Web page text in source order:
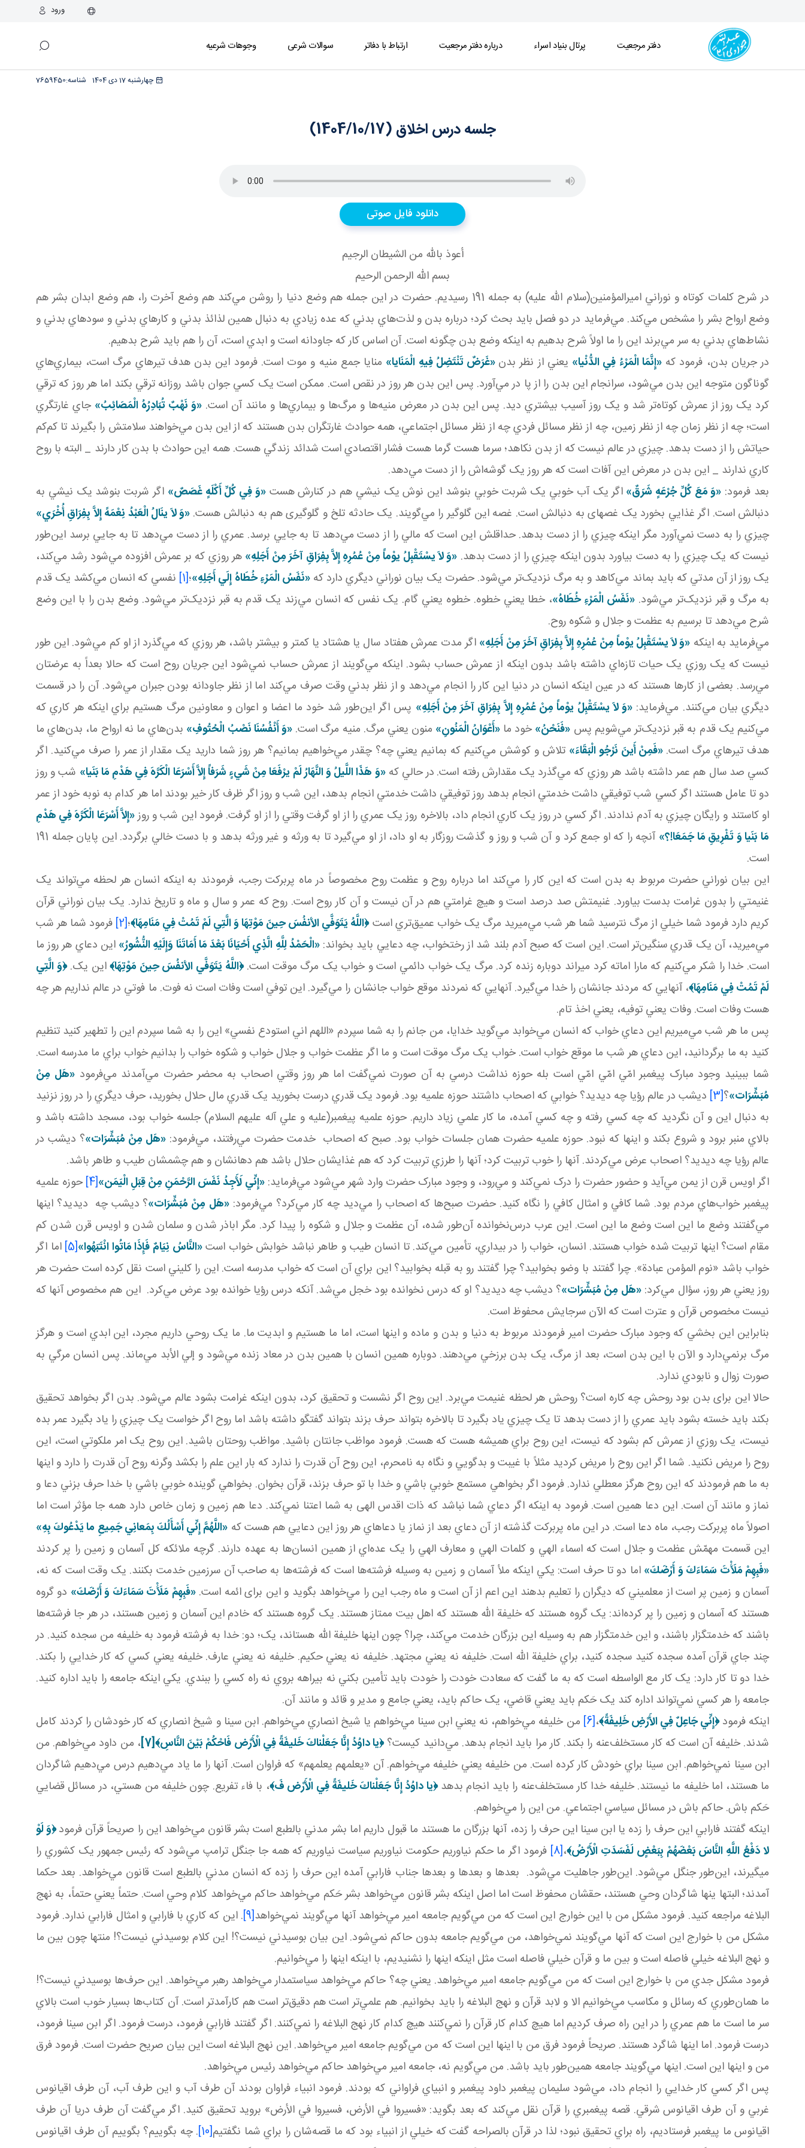
ورود
دفتر مرجعیت پرتال بنیاد اسراء درباره دفتر مرجعیت ارتباط با دفاتر سوالات شرعی وجوهات شرعیه
چهارشنبه 17 دی 1404 7659450شناسه:
جلسه درس اخلاق (1404/10/17)
دانلود فایل صوتی
أعوذ بالله من الشيطان الرجيم
بسم الله الرحمن الرحيم
در شرح کلمات کوتاه و نوراني اميرالمؤمنين(سلام الله عليه) به جمله 191 رسيديم. حضرت در اين جمله هم وضع دنيا را روشن مي‌کند هم وضع آخرت را، هم وضع ابدان بشر هم
وضع ارواح بشر را مشخص مي‌کند. مي‌فرمايد در دو فصل بايد بحث کرد؛ درباره بدن و لذت‌هاي بدني که عده زيادي به دنبال همين لذائذ بدني و کارهاي بدني و سودهاي بدني و
نشاط‌هاي بدني به سر مي‌برند اين را ما اولاً شرح بدهيم به اينکه وضع بدن چگونه است. آن اساس کار که جاودانه است و ابدي است، آن را هم بايد شرح بدهيم.
در جريان بدن، فرمود که«إِنَّمَا الْمَرْءُ فِي الدُّنْيا» يعني از نظر بدن «غَرَضٌ تَنْتَضِلُ فِيهِ الْمَنَايا» منايا جمع منيه و موت است. فرمود اين بدن هدف‌ تيرهاي مرگ است، بيماري‌هاي
گوناگون متوجه اين بدن مي‌شود، سرانجام اين بدن را از پا در مي‌آورد. پس اين بدن هر روز در نقص است. ممکن است يک کسي جوان باشد روزانه ترقي بکند اما هر روز که ترقي
کرد يک روز از عمرش کوتاه‌تر شد و يک روز آسيب بيشتري ديد. پس اين بدن در معرض منيه‌ها و مرگ‌ها و بيماري‌ها و مانند آن است.«وَ نَهْبٌ تُبَادِرُهُ الْمَصَائِبُ» جاي غارتگري
است؛ چه از نظر زمان چه از نظر زمين، چه از نظر مسائل فردي چه از نظر مسائل اجتماعي، همه حوادث غارتگران بدن‌ هستند که از اين بدن مي‌خواهند سلامتش را بگيرند تا کم‌کم
حياتش را از دست بدهد. چيزي در عالم نيست که از بدن نکاهد؛ سرما هست گرما هست فشار اقتصادي است شدائد زندگي هست. همه اين حوادث با بدن کار دارند _ البته با روح
کاري ندارند _ اين بدن در معرض اين آفات است که هر روز يک گوشه‌اش را از دست مي‌دهد.
بعد فرمود: «وَ مَعَ کُلِّ جُرْعَهٍ شَرَقٌ» اگر يک آب خوبي يک شربت خوبي بنوشد اين نوش يک نيشي هم در کنارش هست«وَ فِي کُلِّ أَکْلَهٍ غَصَصٌ» اگر شربت بنوشد يک نيشي به
دنبالش است. اگر غذايي بخورد يک غصه­ای به دنبالش است. غصه اين گلوگير را مي‌گويند. يک حادثه تلخ و گلوگيری هم به دنبالش هست. «وَ لاَ ينَالُ الْعَبْدُ نِعْمَهً إِلاَّ بِفِرَاقِ أُخْرَي»
چيزي را به دست نمي‌آورد مگر اينکه چيزي را از دست بدهد. حداقلش اين است که مالي را از دست مي‌دهد تا به جايي برسد. عمري را از دست مي‌دهد تا به جايي برسد اين‌طور
نيست که يک چيزي را به دست بياورد بدون اينکه چيزي را از دست بدهد. «وَ لاَ يسْتَقْبِلُ يوْماً مِنْ عُمُرِهِ إِلاَّ بِفِرَاقِ آخَرَ مِنْ أَجَلِهِ» هر روزي که بر عمرش افزوده مي‌شود رشد مي‌کند،
يک روز از آن مدتي که بايد بماند مي‌کاهد و به مرگ نزديک‌تر مي‌شود. حضرت يک بيان نوراني ديگري دارد که«نَفَسُ‏ الْمَرْءِ خُطَاهُ‏ إِلَي‏ أَجَلِهِ»؛[1] نفسي که انسان مي‌کشد يک قدم
به مرگ و قبر نزديک‌تر مي‌شود.«نَفَسُ‏ الْمَرْءِ خُطَاهُ‏»، خطا يعني خطوه. خطوه يعني گام. يک نفس که انسان مي‌زند يک قدم به قبر نزديک‌تر مي‌شود. وضع بدن را با اين وضع
شرح مي‌دهد تا برسيم به عظمت و جلال و شکوه روح.
مي‌فرمايد به اينکه «وَ لاَ يسْتَقْبِلُ يوْماً مِنْ عُمُرِهِ إِلاَّ بِفِرَاقِ آخَرَ مِنْ أَجَلِهِ» اگر مدت عمرش هفتاد سال يا هشتاد يا کمتر و بيشتر باشد، هر روزي که مي‌گذرد از او کم مي‌شود. اين طور
نيست که يک روزي يک حيات تازه‌اي داشته باشد بدون اينکه از عمرش حساب بشود. اينکه مي‌گويند از عمرش حساب نمي‌شود اين جريان روح است که حالا بعداً به عرضتان
مي‌رسد. بعضی از کارها هستند که در عين اينکه انسان در دنيا اين کار را انجام مي‌دهد و از نظر بدني وقت صرف مي‌کند اما از نظر جاودانه بودن جبران مي‌شود. آن را در قسمت
ديگري بيان مي‌کنند. مي‌فرمايد: «وَ لاَ يسْتَقْبِلُ يوْماً مِنْ عُمُرِهِ إِلاَّ بِفِرَاقِ آخَرَ مِنْ أَجَلِهِ» پس اگر اين‌طور شد خود ما اعضا و اعوان و معاونين مرگ هستيم براي اينکه هر کاري که
مي‌کنيم يک قدم به قبر نزديک‌تر مي‌شويم پس «فَنَحْنُ» خود ما«أَعْوَانُ الْمَنُونِ» منون يعني مرگ. منيه مرگ است. «وَ أَنْفُسُنَا نَصْبُ الْحُتُوفِ» بدن‌هاي ما نه ارواح ما، بدن‌هاي ما
هدف تيرهاي مرگ است. «فَمِنْ أَينَ نَرْجُو الْبَقَاءَ» تلاش و کوشش مي‌کنيم که بمانيم يعني چه؟ چقدر مي‌خواهيم بمانيم؟ هر روز شما داريد يک مقدار از عمر را صرف مي‌کنيد. اگر
کسي صد سال هم عمر داشته باشد هر روزي که مي‌گذرد يک مقدارش رفته است. در حالي که«وَ هَذَا اللَّيلُ وَ النَّهَارُ لَمْ يرْفَعَا مِنْ شَيءٍ شَرَفاً إِلاَّ أَسْرَعَا الْکَرَّهَ فِي هَدْمِ مَا بَنَيا» شب و روز
دو تا عامل‌ هستند اگر کسي شب توفيقي داشت خدمتي انجام بدهد روز توفيقي داشت خدمتي انجام بدهد، اين شب و روز اگر ظرف کار خير بودند اما هر کدام به نوبه خود از عمر
او کاستند و رايگان چيزي به آدم ندادند. اگر کسي در روز يک کاري انجام داد، بالاخره روز يک عمري را از او گرفت وقتي را از او گرفت. فرمود اين شب و روز«إِلاَّ أَسْرَعَا الْکَرَّهَ فِي هَدْمِ
مَا بَنَيا وَ تَفْرِيقِ مَا جَمَعَا!؟»
آنچه را که او جمع کرد و آن شب و روز و گذشت روزگار به او داد، از او مي‌گيرد تا به ورثه و غير ورثه بدهد و با دست خالي برگردد. اين پايان جمله 191
است.
اين بيان نوراني حضرت مربوط به بدن است که اين کار را مي‌کند اما درباره روح و عظمت روح مخصوصاً در ماه پربرکت رجب، فرمودند به اينکه انسان هر لحظه مي‌تواند يک
غنيمتي را بدون غرامت بدست بياورد. غنيمتش صد درصد است و هيچ غرامتي هم در آن نيست و آن کار روح است. روح که عمر و سال و ماه و تاريخ ندارد. يک بيان نوراني قرآن
کريم دارد فرمود شما خيلي از مرگ نترسيد شما هر شب مي‌ميريد مرگ يک خواب عميق‌تري است﴿اللَّهُ يَتَوَفَّي الأنفُسَ حِينَ مَوْتِهَا وَ الَّتِي لَمْ تَمُتْ فِي مَنَامِهَا﴾؛[2]
فرمود شما هر شب
مي‌ميريد، آن يک قدري سنگين‌تر است. اين است که صبح آدم بلند شد از رختخواب، چه دعايي بايد بخواند:«الْحَمْدُ لِلَّهِ الَّذِي أَحْيَانَا بَعْدَ مَا أَمَاتَنَا وَإِلَيْهِ النُّشُورُ» اين دعاي هر روز ما
است. خدا را شکر مي‌کنيم که مارا اماته کرد ميراند دوباره زنده کرد. مرگ يک خواب دائمي است و خواب يک مرگ موقت است.﴿اللَّهُ يَتَوَفَّي الأنفُسَ حِينَ مَوْتِهَا﴾اين يک.﴿وَ الَّتِي
لَمْ تَمُتْ فِي مَنَامِهَا﴾، آنهايي که مردند جانشان را خدا مي‌گيرد. آنهايي که نمردند موقع خواب جانشان را مي‌گيرد. اين توفي است وفات است نه فوت. ما فوتي در عالم نداريم هر چه
هست وفات است. وفات يعني توفيه، يعني اخذ تام.
پس ما هر شب مي‌ميريم اين دعاي خواب که انسان مي‌خوابد مي‌گويد خدايا، من جانم را به شما سپردم «اللهم اني استودع نفسي» اين را به شما سپردم اين را تطهير کنيد تنظيم
کنيد به ما برگردانيد، اين دعاي هر شب ما موقع خواب است. خواب يک مرگ موقت است و ما اگر عظمت خواب و جلال خواب و شکوه خواب را بدانيم خواب براي ما مدرسه است.
شما ببينيد وجود مبارک پيغمبر امّي امّي امّي است بله حوزه نداشت درسي به آن صورت نمي‌گفت اما هر روز وقتي اصحاب به محضر حضرت مي‌آمدند مي‌فرمود «هَل مِنْ
مُبَشِّرَات»؟[3]
ديشب در عالم رؤيا چه ديديد؟ خوابي که اصحاب داشتند حوزه علميه بود. فرمود يک قدري درست بخوريد يک قدري مال حلال بخوريد، حرف ديگري را در روز نزنيد
به دنبال اين و آن نگرديد که چه کسي رفته و چه کسي آمده، ما کار علمي زياد داريم. حوزه علميه پيغمبر(عليه و علي آله عليهم السلام) جلسه خواب بود، مسجد داشته باشد و
بالاي منبر برود و شروع بکند و اينها که نبود. حوزه علميه حضرت همان جلسات خواب بود. صبح که اصحاب خدمت حضرت مي‌رفتند، مي‌فرمود: «هَل مِنْ مُبَشِّرَات»؟ ديشب در
عالم رؤيا چه ديديد؟ اصحاب عرض مي‌کردند. آنها را خوب تربيت کرد؛ آنها را طرزي تربيت کرد که هم غذايشان حلال باشد هم دهانشان و هم چشمشان طيب و طاهر باشد.
اگر اويس قرن از يمن مي‌آيد و حضور حضرت را درک نمي‌کند و مي‌رود، و وجود مبارک حضرت وارد شهر مي‌شود مي‌فرمايد:«إِنِّي لَأَجِدُ نَفَسَ الرَّحْمَنِ مِنْ قِبَلِ الْيَمَن‏»[4]
حوزه علميه
پيغمبر خواب‌هاي مردم بود. شما کافي و امثال کافي را نگاه کنيد. حضرت صبح‌ها که اصحاب را مي‌ديد چه کار مي‌کرد؟ مي‌فرمود: «هَل مِنْ مُبَشِّرَات»؟ ديشب چه ديديد؟ اينها
مي‌گفتند وضع ما اين است وضع ما اين است. اين عرب درس‌نخوانده آن‌طور شده، آن عظمت و جلال و شکوه را پيدا کرد. مگر اباذر شدن و سلمان شدن و اويس قرن شدن کم
مقام است؟ اينها تربيت شده خواب هستند. انسان، خواب را در بيداري، تأمين مي‌کند. تا انسان طيب و طاهر نباشد خوابش خواب است«النَّاسُ نِيَامٌ فَإِذَا مَاتُوا انْتَبَهُوا»[5]
اما اگر
خواب باشد «نوم المؤمن عبادة». چرا گفتند با وضو بخوابيد؟ چرا گفتند رو به قبله بخوابيد؟ اين براي آن است که خواب مدرسه است. اين را کليني است نقل کرده است حضرت هر
روز يعني هر روز، سؤال مي‌کرد: «هَل مِنْ مُبَشِّرَات»؟ ديشب چه ديديد؟ او که درس نخوانده بود خجل مي‌شد. آنکه درس رؤيا خوانده بود عرض مي‌کرد. اين هم مخصوص آنها که
نيست مخصوص قرآن و عترت است که الآن سرجايش محفوظ است.
بنابراين اين بخشي که وجود مبارک حضرت امير فرمودند مربوط به دنيا و بدن و ماده و اينها است، اما ما هستيم و ابديت ما. ما يک روحي داريم مجرد، اين ابدي است و هرگز
مرگ برنمي‌دارد و الآن با اين بدن است، بعد از مرگ، يک بدن برزخي مي‌دهند. دوباره همين انسان با همين بدن در معاد زنده مي‌شود و إلي الأبد مي‌ماند. پس انسان مرگي به
صورت زوال و نابودي ندارد.
حالا اين برای بدن بود روحش چه کاره است؟ روحش هر لحظه غنيمت مي‌برد. اين روح اگر نشست و تحقيق کرد، بدون اينکه غرامت بشود عالم مي‌شود. بدن اگر بخواهد تحقيق
بکند بايد خسته بشود بايد عمري را از دست بدهد تا يک چيزي ياد بگيرد تا بالاخره بتواند حرف بزند بتواند گفتگو داشته باشد اما روح اگر خواست يک چيزي را ياد بگيرد عمر بده
نيست، يک روزي از عمرش کم بشود که نيست، اين روح براي هميشه هست که هست. فرمود مواظب جانتان باشيد. مواظب روحتان باشيد. اين روح يک امر ملکوتي است، اين
روح را مريض نکنيد. شما اگر اين روح را مريض کرديد مثلاً با غيبت و بدگويي و نگاه به نامحرم، اين روح آن قدرت را ندارد که بار اين علم را بکشد وگرنه روح آن قدرت را دارد و اينها
به ما هم فرمودند که اين روح هرگز معطلي ندارد. فرمود اگر بخواهي مستمع خوبي باشي و خدا با تو حرف بزند، قرآن بخوان. بخواهي گوينده خوبي باشي با خدا حرف بزني دعا و
نماز و مانند آن است. اين دعا همين است. فرمود به اينکه اگر دعاي شما نباشد که ذات اقدس الهی به شما اعتنا نمي‌کند. دعا هم زمين و زمان خاص دارد همه جا مؤثر است اما
اصولاً ماه پربرکت رجب، ماه دعا است. در اين ماه پربرکت گذشته از آن دعاي بعد از نماز يا دعاهاي هر روز اين دعايي هم هست که «اللَّهُمَّ إِنِّي أَسْأَلُكَ بِمَعانِي جَمِيعِ ما يَدْعُوكَ بِهِ»
اين قسمت مهمّش عظمت و جلال است که اسماء الهي و کلمات الهي و معارف الهي را يک عده‌اي از همين انسان‌ها به عهده دارند. گرچه ملائکه کل آسمان و زمين را پر کردند
«فَبِهِمْ مَلَأْتَ سَمَاءَكَ وَ أَرْضَكَ» اما دو تا حرف است: يکي اينکه ملأ آسمان و زمين به وسيله فرشته‌ها است که فرشته‌ها به صاحب آن سرزمين خدمت بکنند. يک وقت است که نه،
آسمان و زمين پر است از معلميني که ديگران را تعليم بدهند اين اعم از آن است و ماه رجب اين را مي‌خواهد بگويد و اين برای ائمه است.«فَبِهِمْ مَلَأْتَ سَمَاءَكَ وَ أَرْضَكَ» دو گروه
هستند که آسمان و زمين را پر کرده‌اند: يک گروه هستند که خليفة الله‌ هستند که اهل بيت ممتاز هستند. يک گروه هستند که خادم اين آسمان و زمين‌ هستند، در هر جا فرشته‌ها
باشند که خدمتگزار باشند، و اين خدمتگزار هم به وسيله اين بزرگان خدمت مي‌کند، چرا؟ چون اينها خليفة الله هستاند، يک؛ دو: خدا به فرشته فرمود به خليفه من سجده کنيد. در
چند جاي قرآن آمده سجده کنيد سجده کنيد، براي خليفة الله است. خليفه نه يعني مجتهد. خليفه نه يعني حکيم. خليفه نه يعني عارف. خليفه يعني کسي که کار خدايي را بکند.
خدا دو تا کار دارد: يک کار مع الواسطه است که به ما گفت که سعادت خودت را خودت بايد تأمين بکني نه بيراهه بروي نه راه کسي را ببندي. يکي اينکه جامعه را بايد اداره کنيد.
جامعه را هر کسي نمي‌تواند اداره کند يک حَکم بايد يعني قاضي، يک حاکم بايد، يعني جامع و مدير و قائد و مانند آن.
اينکه فرمود﴿إِنِّي جَاعِلٌ فِي الأَرْضِ خَلِيفَةً﴾،[6]
من خليفه مي‌خواهم، نه يعني ابن سينا مي‌خواهم يا شيخ انصاري مي‌خواهم. ابن سينا و شيخ انصاري که کار خودشان را ‌کردند کامل
شدند. خليفه آن است که کار مستخلف‌عنه را بکند. کار مرا بايد انجام بدهد. مي‌دانيد کيست؟﴿يا داوُدُ إِنَّا جَعَلْناكَ خَليفَةً فِي الْأَرْض فَاحْكُمْ بَيْنَ النَّاسِ﴾[7]
، من داود مي‌خواهم. من
ابن سينا نمي‌خواهم. ابن سينا براي خودش کار کرده است. من خليفه يعني خليفه مي‌خواهم. آن «يعلمهم يعلمهم» که فراوان است. آنها را ما ياد مي‌دهيم درس مي‌دهيم شاگردان
ما هستند، اما خليفه ما نيستند. خليفه خدا کار مستخلف‌عنه را بايد انجام بدهد﴿يا داوُدُ إِنَّا جَعَلْناكَ خَليفَةً فِي الْأَرْض فَ﴾، با فاء تفريع. چون خليفه من هستي، در مسائل قضايي
حَکم باش. حاکم باش در مسائل سياسي اجتماعي. من اين را مي‌خواهم.
اينکه گفتند فارابي اين حرف را زده يا ابن سينا اين حرف را زده، آنها بزرگان ما هستند ما قبول داريم اما بشر مدني بالطبع است بشر قانون مي‌خواهد اين را صريحاً قرآن فرمود﴿وَ لَوْ
لا دَفْعُ اللَّهِ النَّاسَ بَعْضَهُمْ بِبَعْضٍ لَفَسَدَتِ الْأَرْضُ﴾،[8]
فرمود اگر ما حکم نياوريم حکومت نياوريم سياست نياوريم که همه جا جنگل ترامپ مي‌شود که رئيس جمهور يک کشوري را
می­گيرند، اين‌طور جنگل مي‌شود. اين‌طور جاهليت مي‌شود. بعدها و بعدها و بعدها جناب فارابي آمده اين حرف را زده که انسان مدني بالطبع است قانون مي‌خواهد. بعد حکما
آمدند؛ البتها ينها شاگردان وحي هستند، حقشان محفوظ است اما اصل اينکه بشر قانون مي‌خواهد بشر حَکم مي‌خواهد حاکم مي‌خواهد کلام وحي است. حتماً يعني حتماً، به نهج
البلاغه مراجعه کنيد. فرمود مشکل من با اين خوارج اين است که من مي‌گويم جامعه امير مي‌خواهد آنها مي‌گويند نمي‌خواهد[9] . اين که کاري با فارابي و امثال فارابي ندارد. فرمود
مشکل من با خوارج اين است که آنها مي‌گويند نمي‌خواهد، من مي‌گويم جامعه بدون حاکم نمي‌شود. اين بيان بوسيدني نيست؟! اين کلام بوسيدني نيست؟! منتها چون بين ما
و نهج البلاغه خيلي فاصله است و بين ما و قرآن خيلي فاصله است مثل اينکه اينها را نشنيديم، با اينکه اينها را مي‌خوانيم.
فرمود مشکل جدي من با خوارج اين است که من مي‌گويم جامعه امير مي‌خواهد. يعني چه؟ حاکم مي‌خواهد سياستمدار مي‌خواهد رهبر مي‌خواهد. اين حرف‌ها بوسيدني نيست؟!
ما همان‌طوري که رسائل و مکاسب مي‌خوانيم الا و لابد قرآن و نهج البلاغه را بايد بخوانيم. هم علمي‌تر است هم دقيق‌تر است هم کارآمدتر است. آن کتاب‌ها بسيار خوب است بالاي
سر ما است ما هم عمري را در اين راه صرف کرديم اما هيچ کدام کار قرآن را نمي‌کنند هيچ کدام کار نهج البلاغه را نمي‌کنند. اگر گفتند فارابي فرمود، درست فرمود. اگر ابن سينا فرمود،
درست فرمود. اما اينها شاگرد هستند. صريحاً فرمود فرق من با اينها اين است که من مي‌گويم جامعه امير مي‌خواهد. اين نهج البلاغه است اين بيان صريح حضرت است. فرمود فرق
من و اينها اين است. اينها مي‌گويند جامعه همين‌طور بايد باشد. من مي‌گويم نه، جامعه امير مي‌خواهد حاکم مي‌خواهد رئيس مي‌خواهد.
پس اگر کسي کار خدايي را انجام داد، مي‌شود سليمان پيغمبر داود پيغمبر و انبياي فراواني که بودند. فرمود انبياء فراوان بودند آن طرف آب و اين طرف آب، آن طرف اقيانوس
غربي و آن طرف اقيانوس شرقي. قصه پيغمبري را قرآن نقل مي‌کند که بعد بگويد: «فسيروا في الأرض، فسيروا في الأرض» برويد تحقيق کنيد. اگر مي‌گفت آن طرف دريا آن طرف
اقيانوس ما پيغمبر فرستاديم، راه براي تحقيق نبود؛ لذا در قرآن بالصراحه گفت که خيلي از انبياء بود که ما قصه‌شان را براي شما نگفتيم[10]
. چه بگوييم؟ بگوييم آن طرف اقيانوس